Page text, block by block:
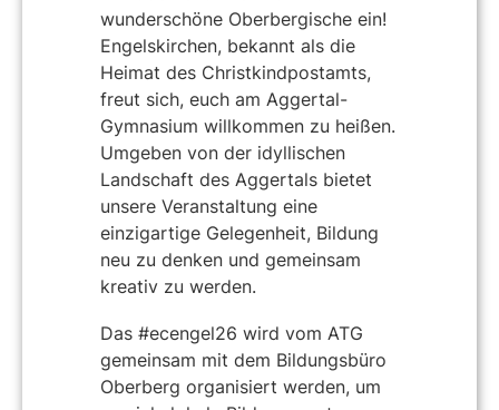
wunderschöne Oberbergische ein!
Engelskirchen, bekannt als die
Heimat des Christkindpostamts,
freut sich, euch am Aggertal-
Gymnasium willkommen zu heißen.
Umgeben von der idyllischen
Landschaft des Aggertals bietet
unsere Veranstaltung eine
einzigartige Gelegenheit, Bildung
neu zu denken und gemeinsam
kreativ zu werden.
Das #ecengel26 wird vom ATG
gemeinsam mit dem Bildungsbüro
Oberberg organisiert werden, um